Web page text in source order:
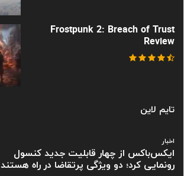
Frostpunk 2: Breach of Trust
Review
تایم لاین
اخبار
ایکس‌باکس از چهار قابلیت جدید کنسول
رونمایی کرد؛ دو ویژگی پرتقاضا در راه هستند